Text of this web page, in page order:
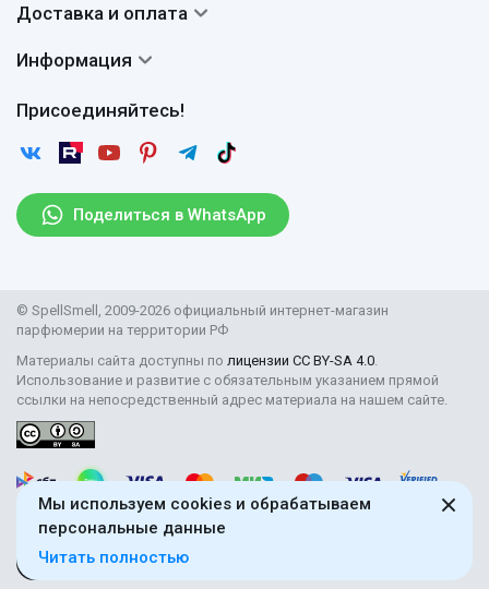
Мы используем cookies и обрабатываем
персональные данные
Читать полностью
Поделиться в WhatsApp
Присоединяйтесь!
Авторы
Сертификаты
Вопросы и ответы
Отзывы
Рассылка
Доставка и оплата
Доставка
Возврат
Информация
Пользовательское соглашение
Защита персональных данных
Правила продажи товаров (Постановление Правительства
Поставщикам
© SpellSmell, 2009-2026 официальный интернет-магазин
парфюмерии на территории РФ
Материалы сайта доступны по лицензии CC BY-SA 4.0.
Использование и развитие с обязательным указанием прямой
ссылки на непосредственный адрес материала на нашем сайте.
18+